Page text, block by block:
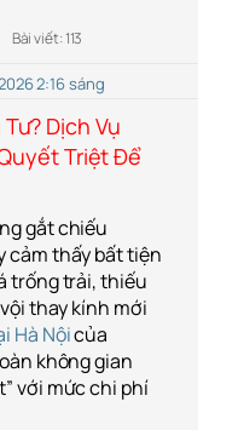
Bài viết: 113
2:16 sáng
Dịch Vụ
Triệt Để
gắt chiếu
cảm thấy bất tiện
trống trải, thiếu
thay kính mới
Hà Nộicủa
không gian
với mức chi phí